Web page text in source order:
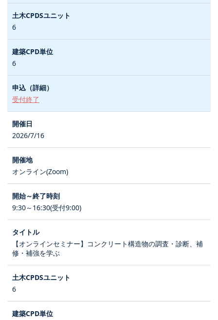
6
6
受付終了
2026/7/16
オンライン(Zoom)
9:30～16:30(受付9:00)
【オンラインセミナー】コンクリート構造物の調査・診断、補
修・補強を学ぶ
6